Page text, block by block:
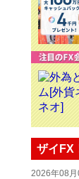
ザイFX
2026年08